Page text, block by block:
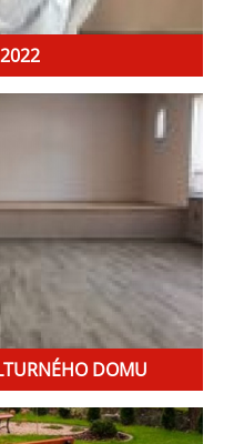
DOMU